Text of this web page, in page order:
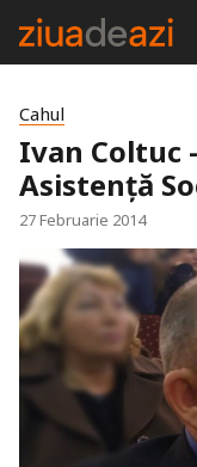
Cahul
Ivan Coltuc
Asistenţă
27 Februarie 2014